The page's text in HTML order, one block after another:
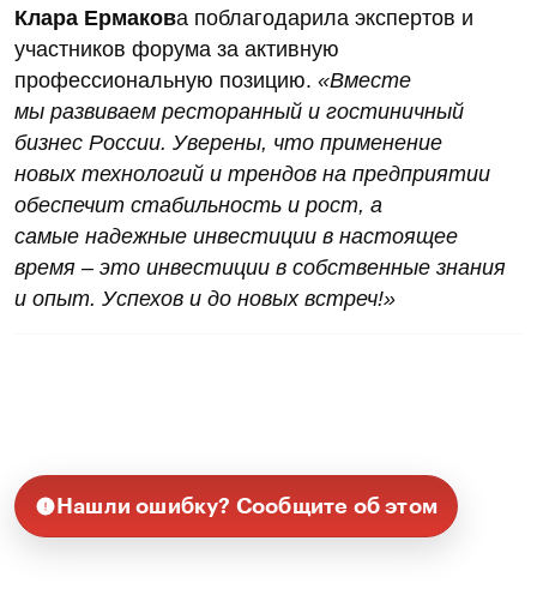
Клара Ермакова поблагодарила экспертов и
участников форума за активную
профессиональную позицию. «Вместе
мы развиваем ресторанный и гостиничный
бизнес России. Уверены, что применение
новых технологий и трендов на предприятии
обеспечит стабильность и рост, а
самые надежные инвестиции в настоящее
время – это инвестиции в собственные знания
и опыт. Успехов и до новых встреч!»
Нашли ошибку? Сообщите об этом